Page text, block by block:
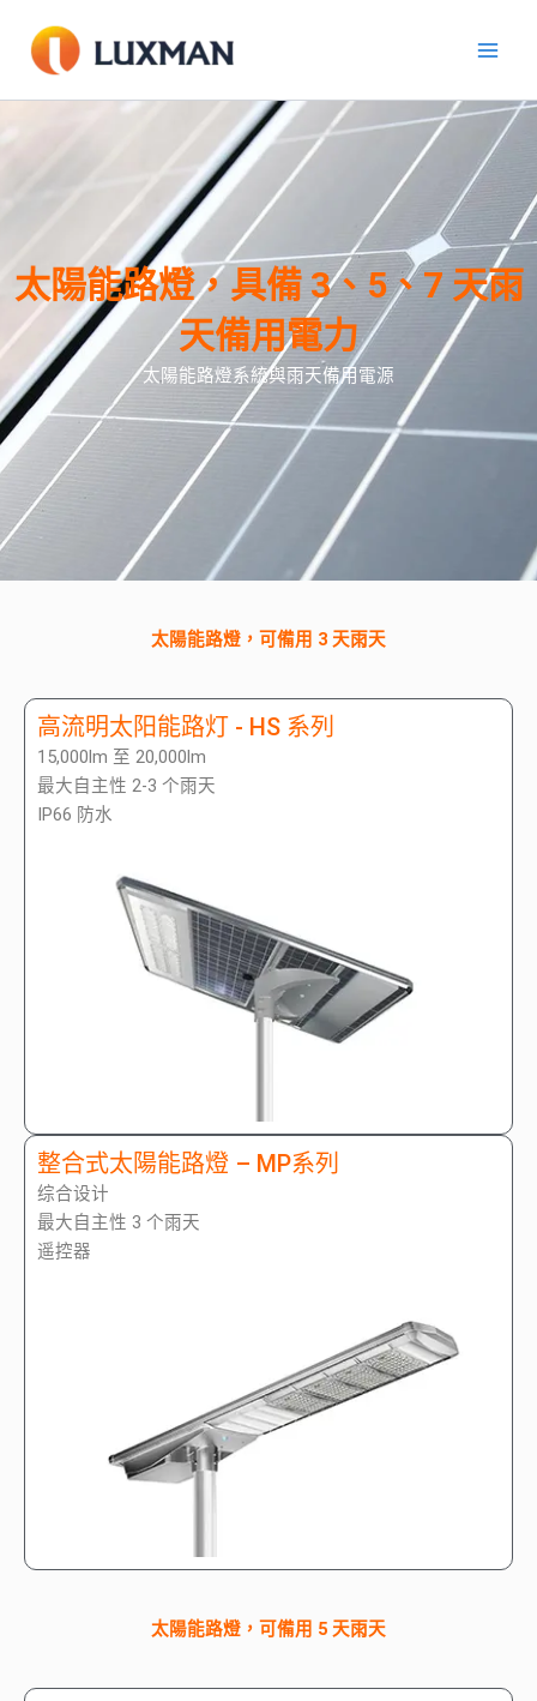
容
太陽能路燈，具備 3、5、7 天雨
天備用電力
太陽能路燈系統與雨天備用電源
太陽能路燈，可備用 3 天雨天
高流明太阳能路灯 - HS 系列
15,000lm 至 20,000lm
最大自主性 2-3 个雨天
IP66 防水
整合式太陽能路燈 – MP系列
综合设计
最大自主性 3 个雨天
遥控器
太陽能路燈，可備用 5 天雨天